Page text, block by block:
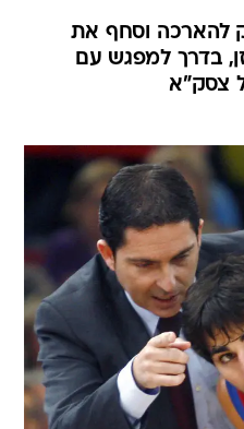
להארכה וסחף את
על פרטיזן, בדרך למפגש עם